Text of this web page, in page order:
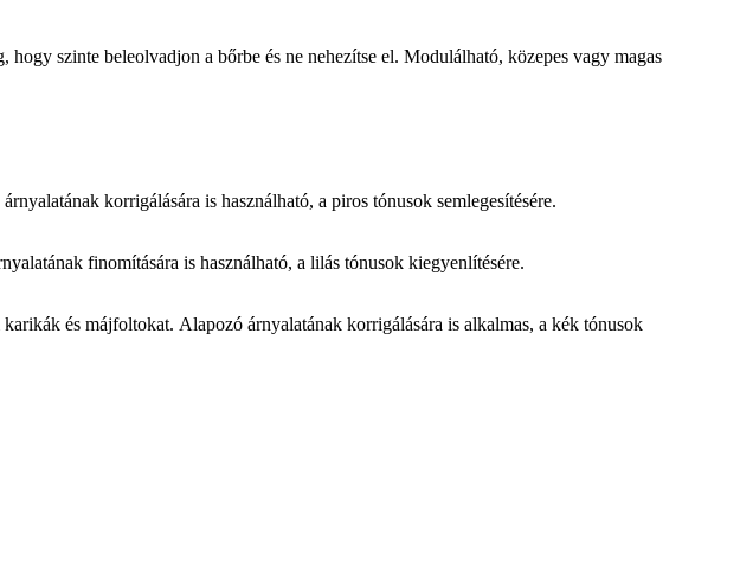
hogy szinte beleolvadjon a bőrbe és ne nehezítse el. Modulálható, közepes vagy magas
korrigálására is használható, a piros tónusok semlegesítésére.
finomítására is használható, a lilás tónusok kiegyenlítésére.
karikák és májfoltokat. Alapozó árnyalatának korrigálására is alkalmas, a kék tónusok